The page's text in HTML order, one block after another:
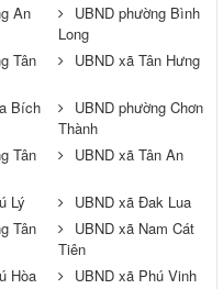
An
UBND phường Bình
Long
Tân
UBND xã Tân Hưng
Bích
UBND phường Chơn
Thành
Tân
UBND xã Tân An
Lý
UBND xã Đak Lua
Tân
UBND xã Nam Cát
Tiên
Hòa
UBND xã Phú Vinh